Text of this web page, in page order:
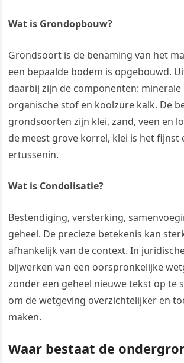
Wat is Grondopbouw?
Grondsoort is de benaming van het
een bepaalde bodem is opgebouwd.
daarbij zijn de componenten: minerale
organische stof en koolzure kalk. De
grondsoorten zijn klei, zand, veen en
de meest grove korrel, klei is het fijnst
ertussenin.
Wat is Condolisatie?
Bestendiging, versterking,
geheel. De precieze betekenis kan
afhankelijk van de context. In
bijwerken van een oorspronkelijke
zonder een geheel nieuwe tekst op te
om de wetgeving overzichtelijker en
maken.
Waar bestaat de